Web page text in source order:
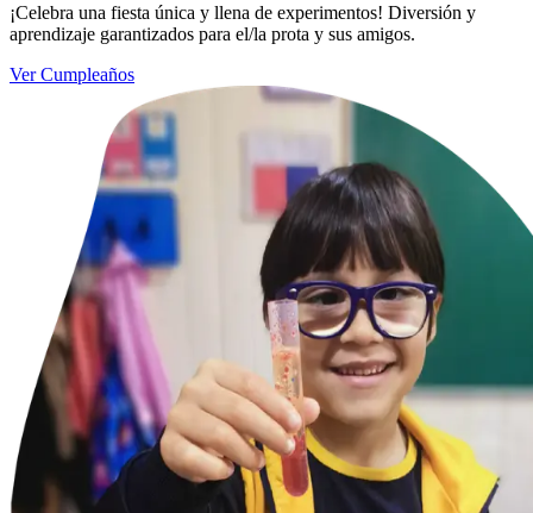
¡Celebra una fiesta única y llena de experimentos! Diversión y
aprendizaje garantizados para el/la prota y sus amigos.
Ver Cumpleaños